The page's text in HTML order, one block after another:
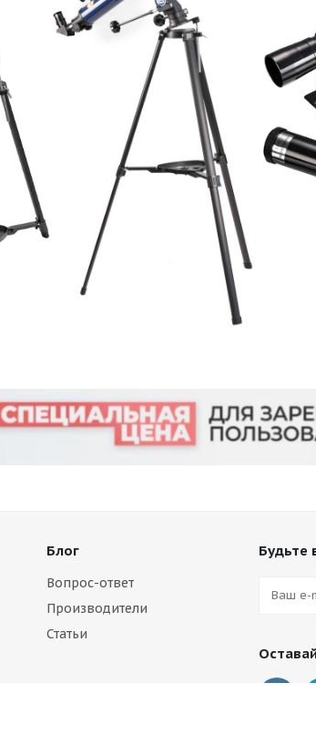
Блог
Вопрос-ответ
Производители
Статьи
Будьте